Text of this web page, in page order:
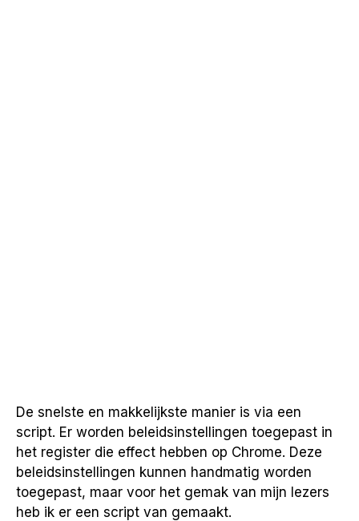
De snelste en makkelijkste manier is via een
script. Er worden beleidsinstellingen toegepast in
het register die effect hebben op Chrome. Deze
beleidsinstellingen kunnen handmatig worden
toegepast, maar voor het gemak van mijn lezers
heb ik er een script van gemaakt.